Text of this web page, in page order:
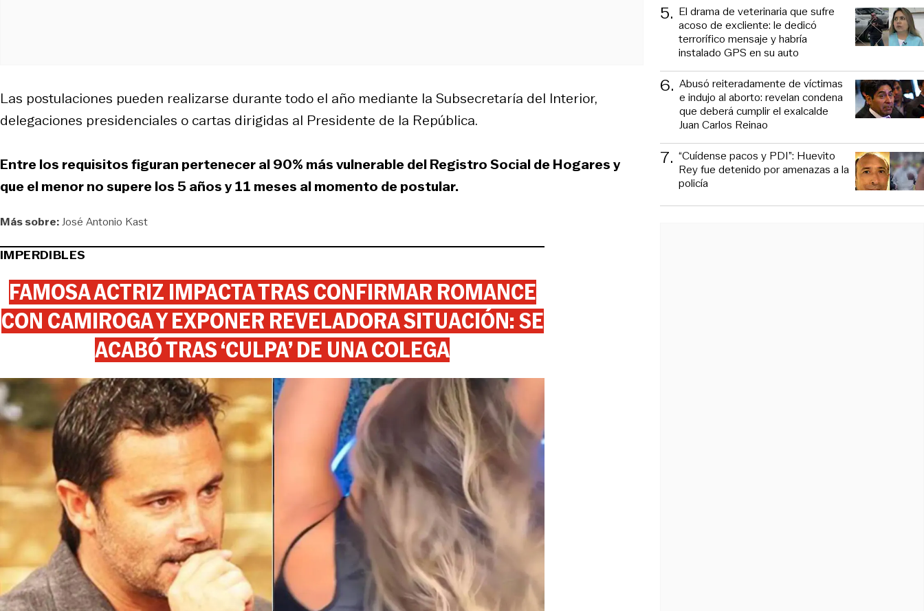
Las postulaciones pueden realizarse durante todo el año mediante la Subsecretaría del Interior,
delegaciones presidenciales o cartas dirigidas al Presidente de la República.
Entre los requisitos figuran pertenecer al 90% más vulnerable del Registro Social de Hogares y
que el menor no supere los 5 años y 11 meses al momento de postular.
Más sobre:José Antonio Kast
IMPERDIBLES
FAMOSA ACTRIZ IMPACTA TRAS CONFIRMAR ROMANCE
CON CAMIROGA Y EXPONER REVELADORA SITUACIÓN: SE
ACABÓ TRAS ‘CULPA’ DE UNA COLEGA
5. El drama de veterinaria que sufre
acoso de excliente: le dedicó
terrorífico mensaje y habría
instalado GPS en su auto
6. Abusó reiteradamente de víctimas
e indujo al aborto: revelan condena
que deberá cumplir el exalcalde
Juan Carlos Reinao
7. “Cuídense pacos y PDI”: Huevito
Rey fue detenido por amenazas a la
policía